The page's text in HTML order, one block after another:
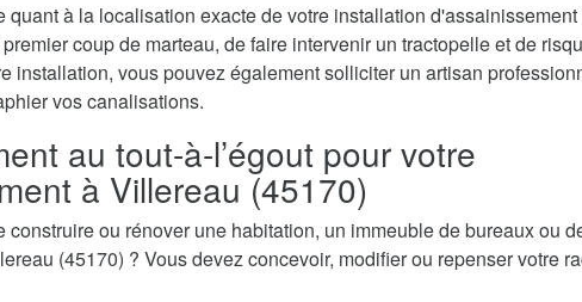
quant à la localisation exacte de votre installation
coup de marteau, de faire intervenir un tractopelle et de
installation, vous pouvez également solliciter un artisan
vos canalisations.
au tout-à-l’égout pour votre
à Villereau (45170)
construire ou rénover une habitation, un immeuble de bureaux ou
(45170) ? Vous devez concevoir, modifier ou repenser votre